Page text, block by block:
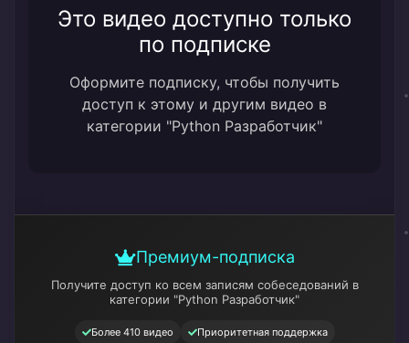
Это видео доступно только
по подписке
Оформите подписку, чтобы получить
доступ к этому и другим видео в
категории "Python Разработчик"
Премиум-подписка
Получите доступ ко всем записям собеседований в
категории "Python Разработчик"
Более 410 видео Приоритетная поддержка